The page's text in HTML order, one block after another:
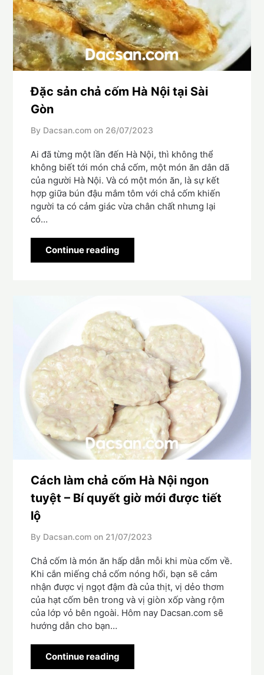
Đặc sản chả cốm Hà Nội tại Sài
Gòn
By Dacsan.com on 26/07/2023
Ai đã từng một lần đến Hà Nội, thì không thể
không biết tới món chả cốm, một món ăn dân dã
của người Hà Nội. Và có một món ăn, là sự kết
hợp giữa bún đậu mắm tôm với chả cốm khiến
người ta có cảm giác vừa chân chất nhưng lại
có…
Continue reading
Cách làm chả cốm Hà Nội ngon
tuyệt – Bí quyết giờ mới được tiết
lộ
By Dacsan.com on 21/07/2023
Chả cốm là món ăn hấp dẫn mỗi khi mùa cốm về.
Khi cắn miếng chả cốm nóng hổi, bạn sẽ cảm
nhận được vị ngọt đậm đà của thịt, vị dẻo thơm
của hạt cốm bên trong và vị giòn xốp vàng rộm
của lớp vỏ bên ngoài. Hôm nay Dacsan.com sẽ
hướng dẫn cho bạn…
Continue reading